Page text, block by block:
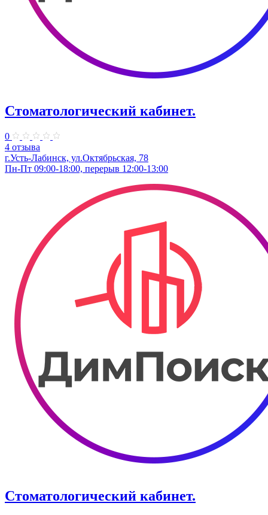
Стоматологический кабинет.
0
4 отзыва
г.Усть-Лабинск, ул.Октябрьская, 78
Пн-Пт 09:00-18:00, перерыв 12:00-13:00
Стоматологический кабинет.